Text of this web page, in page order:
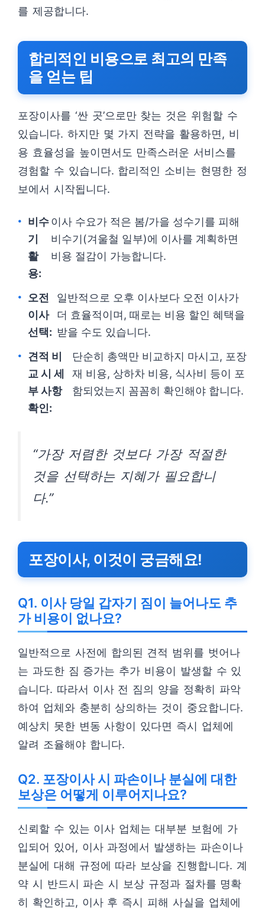
를 제공합니다.
합리적인 비용으로 최고의 만족
을 얻는 팁
포장이사를 ‘싼 곳’으로만 찾는 것은 위험할 수
있습니다. 하지만 몇 가지 전략을 활용하면, 비
용 효율성을 높이면서도 만족스러운 서비스를
경험할 수 있습니다. 합리적인 소비는 현명한 정
보에서 시작됩니다.
비수
기
활
용:
이사 수요가 적은 봄/가을 성수기를 피해
비수기(겨울철 일부)에 이사를 계획하면
비용 절감이 가능합니다.
오전
이사
선택:
일반적으로 오후 이사보다 오전 이사가
더 효율적이며, 때로는 비용 할인 혜택을
받을 수도 있습니다.
견적 비
교 시 세
부 사항
확인:
단순히 총액만 비교하지 마시고, 포장
재 비용, 상하차 비용, 식사비 등이 포
함되었는지 꼼꼼히 확인해야 합니다.
“가장 저렴한 것보다 가장 적절한
것을 선택하는 지혜가 필요합니
다.”
포장이사, 이것이 궁금해요!
Q1. 이사 당일 갑자기 짐이 늘어나도 추
가 비용이 없나요?
일반적으로 사전에 합의된 견적 범위를 벗어나
는 과도한 짐 증가는 추가 비용이 발생할 수 있
습니다. 따라서 이사 전 짐의 양을 정확히 파악
하여 업체와 충분히 상의하는 것이 중요합니다.
예상치 못한 변동 사항이 있다면 즉시 업체에
알려 조율해야 합니다.
Q2. 포장이사 시 파손이나 분실에 대한
보상은 어떻게 이루어지나요?
신뢰할 수 있는 이사 업체는 대부분 보험에 가
입되어 있어, 이사 과정에서 발생하는 파손이나
분실에 대해 규정에 따라 보상을 진행합니다. 계
약 시 반드시 파손 시 보상 규정과 절차를 명확
히 확인하고, 이사 후 즉시 피해 사실을 업체에